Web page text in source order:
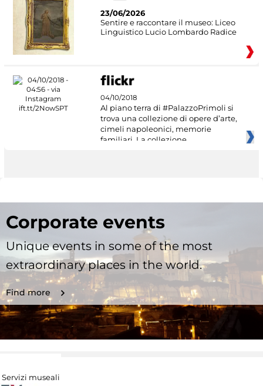
23/06/2026
Sentire e raccontare il museo: Liceo
Linguistico Lucio Lombardo Radice
04/10/2018
Al piano terra di #PalazzoPrimoli si
trova una collezione di opere d’arte,
cimeli napoleonici, memorie
familiari. La collezione
Corporate events
Unique events in some of the most
extraordinary places in the world.
Find more
Servizi museali